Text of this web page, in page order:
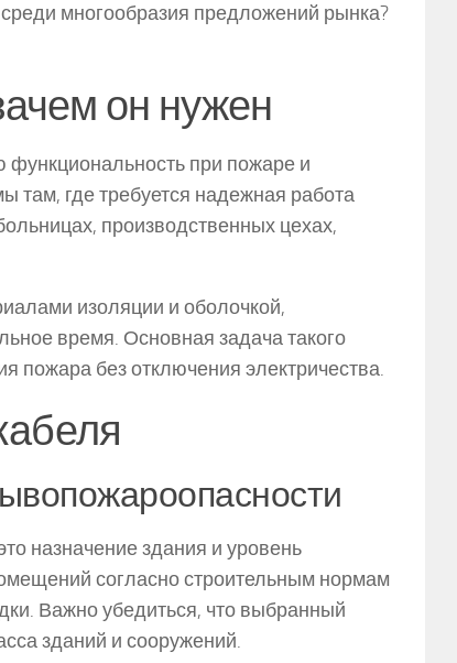
многообразия предложений рынка?
он нужен
при пожаре и
там, где требуется надежная работа
производственных цехах,
изоляции и оболочкой,
время. Основная задача такого
пожара без отключения электричества.
назначение здания и уровень
согласно строительным нормам
Важно убедиться, что выбранный
зданий и сооружений.